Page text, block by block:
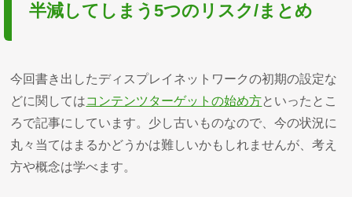
半減してしまう5つのリスク/まとめ
今回書き出したディスプレイネットワークの初期の設定な
どに関してはコンテンツターゲットの始め方といったとこ
ろで記事にしています。少し古いものなので、今の状況に
丸々当てはまるかどうかは難しいかもしれませんが、考え
方や概念は学べます。